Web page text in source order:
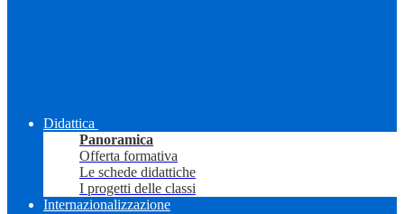
Didattica
Panoramica
Offerta formativa
Le schede didattiche
I progetti delle classi
Internazionalizzazione